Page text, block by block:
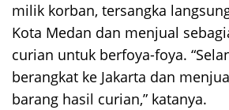
milik korban, tersangka
Kota Medan dan menjual
curian untuk berfoya-foya.
berangkat ke Jakarta dan
barang hasil curian,” katanya.